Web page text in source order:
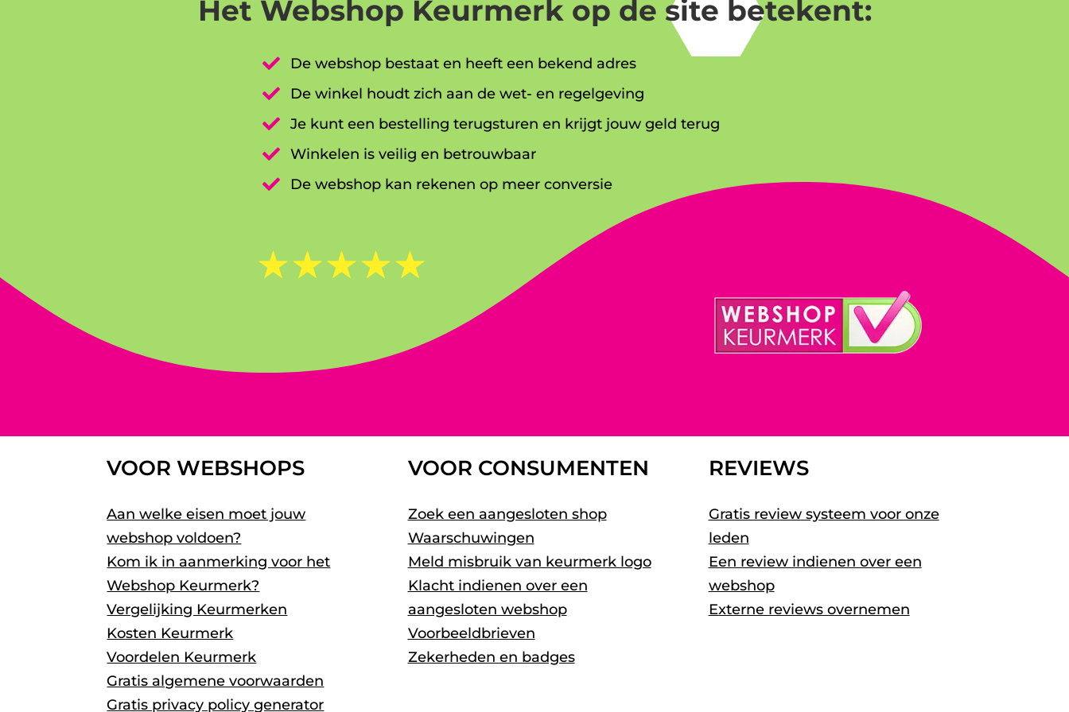
Het Webshop Keurmerk op de site betekent:

De webshop bestaat en heeft een bekend adres

De winkel houdt zich aan de wet- en regelgeving
 Je kunt een bestelling terugsturen en krijgt jouw geld terug
 Winkelen is veilig en betrouwbaar

De webshop kan rekenen op meer conversie
☆☆☆☆☆
VOOR WEBSHOPS
Aan welke eisen moet jouw
webshop voldoen?
Kom ik in aanmerking voor het
Webshop Keurmerk?
Vergelijking Keurmerken
Kosten Keurmerk
Voordelen Keurmerk
Gratis algemene voorwaarden
Gratis privacy policy generator
VOOR CONSUMENTEN
Zoek een aangesloten shop
Waarschuwingen
Meld misbruik van keurmerk logo
Klacht indienen over een
aangesloten webshop
Voorbeeldbrieven
Zekerheden en badges
REVIEWS
Gratis review systeem voor onze
leden
Een review indienen over een
webshop
Externe reviews overnemen